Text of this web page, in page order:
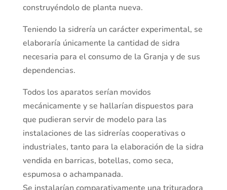
construyéndolo de planta nueva.
Teniendo la sidrería un carácter experimental, se
elaboraría únicamente la cantidad de sidra
necesaria para el consumo de la Granja y de sus
dependencias.
Todos los aparatos serían movidos
mecánicamente y se hallarían dispuestos para
que pudieran servir de modelo para las
instalaciones de las sidrerías cooperativas o
industriales, tanto para la elaboración de la sidra
vendida en barricas, botellas, como seca,
espumosa o achampanada.
Se instalarían comparativamente una trituradora